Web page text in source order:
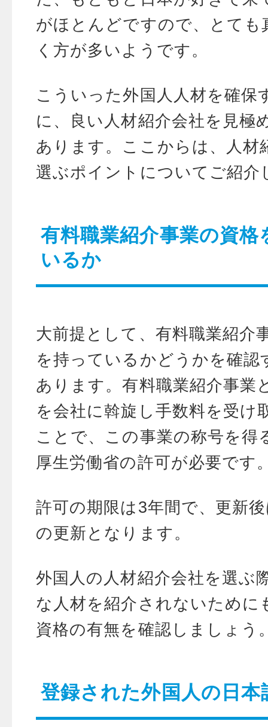
がほとんどですので、とても
く方が多いようです。
こういった外国人人材を確保
に、良い人材紹介会社を見極
あります。ここからは、人材
選ぶポイントについてご紹介
有料職業紹介事業の資格
いるか
大前提として、有料職業紹介
を持っているかどうかを確認
あります。有料職業紹介事業
を会社に斡旋し手数料を受け
ことで、この事業の称号を得
厚生労働省の許可が必要です
許可の期限は3年間で、更新
の更新となります。
外国人の人材紹介会社を選ぶ
な人材を紹介されないために
資格の有無を確認しましょう
登録された外国人の日本